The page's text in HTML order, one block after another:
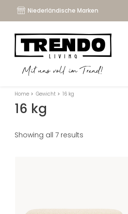
Niederländische Marken
Mit uns voll im Trend!
Home > Gewicht > 16 kg
16 kg
Showing all 7 results